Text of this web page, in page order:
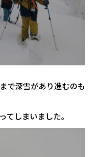
で深雪があり進むのも
てしまいました。